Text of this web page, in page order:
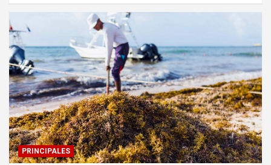
PRINCIPALES